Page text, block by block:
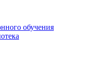
обучения